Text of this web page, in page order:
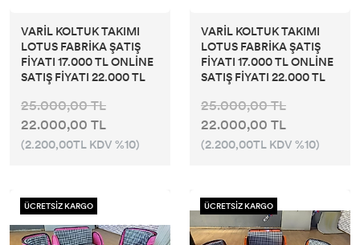
VARİL KOLTUK TAKIMI
LOTUS FABRİKA ŞATIŞ
FİYATI 17.000 TL ONLİNE
SATIŞ FİYATI 22.000 TL
25.000,00 TL
22.000,00 TL
(2.200,00TL KDV %10)
VARİL KOLTUK TAKIMI
LOTUS FABRİKA ŞATIŞ
FİYATI 17.000 TL ONLİNE
SATIŞ FİYATI 22.000 TL
25.000,00 TL
22.000,00 TL
(2.200,00TL KDV %10)
ÜCRETSİZ KARGO ÜCRETSİZ KARGO